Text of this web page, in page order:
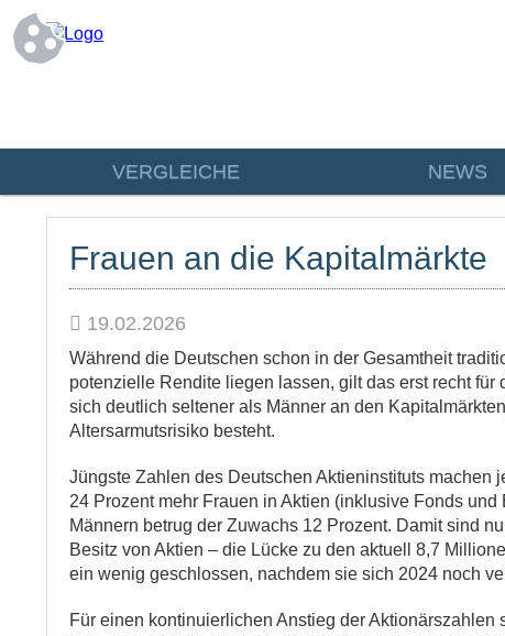
VERGLEICHE NEWS
Frauen an die Kapitalmärkte
19.02.2026
Während die Deutschen schon in der Gesamtheit
potenzielle Rendite liegen lassen, gilt das erst recht
sich deutlich seltener als Männer an den
Altersarmutsrisiko besteht.
Jüngste Zahlen des Deutschen Aktieninstituts machen
24 Prozent mehr Frauen in Aktien (inklusive Fonds
Männern betrug der Zuwachs 12 Prozent. Damit sind
Besitz von Aktien – die Lücke zu den aktuell 8,7
ein wenig geschlossen, nachdem sie sich 2024 noch
Für einen kontinuierlichen Anstieg der